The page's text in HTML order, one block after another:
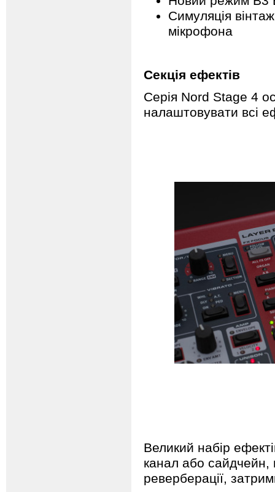
Симуляція
мікрофона
Секція ефектів
Серія Nord Stage 4
налаштовувати всі
Великий набір
канал або сайдчейн,
реверберації,